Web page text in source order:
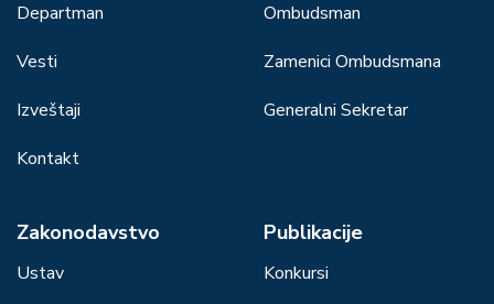
Departman
Vesti
Izveštaji
Kontakt
Ombudsman
Zamenici Ombudsmana
Generalni Sekretar
Zakonodavstvo
Ustav
Publikacije
Konkursi